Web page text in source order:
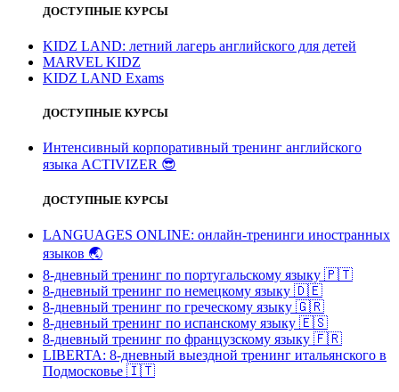
ДОСТУПНЫЕ КУРСЫ
KIDZ LAND: летний лагерь английского для детей
MARVEL KIDZ
KIDZ LAND Exams
ДОСТУПНЫЕ КУРСЫ
Интенсивный корпоративный тренинг английского
языка ACTIVIZER 😎
ДОСТУПНЫЕ КУРСЫ
LANGUAGES ONLINE: онлайн-тренинги иностранных
языков 🌏
8-дневный тренинг по португальскому языку 🇵🇹
8-дневный тренинг по немецкому языку 🇩🇪
8-дневный тренинг по греческому языку 🇬🇷
8-дневный тренинг по испанскому языку 🇪🇸
8-дневный тренинг по французскому языку 🇫🇷
LIBERTA: 8-дневный выездной тренинг итальянского в
Подмосковье 🇮🇹